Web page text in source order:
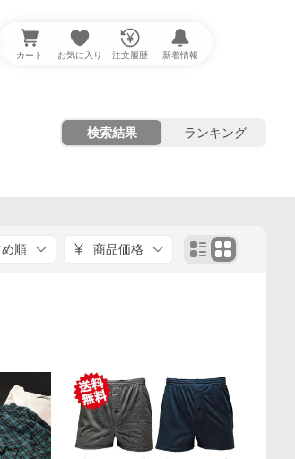
カート お気に入り 注文履歴 新着情報
検索結果 ランキング
順 商品価格